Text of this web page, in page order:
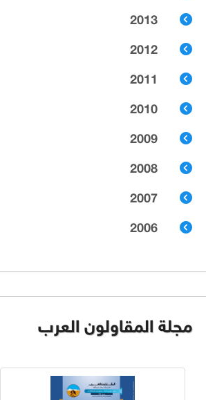
2013
2012
2011
2010
2009
2008
2007
2006
مجلة المقاولون العرب